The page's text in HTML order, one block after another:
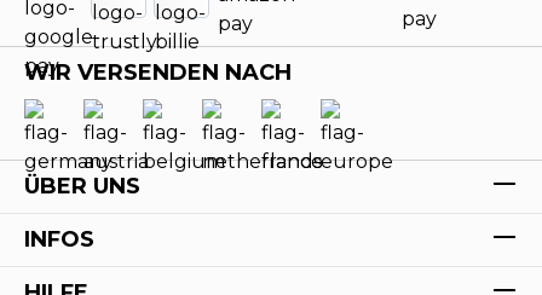
WIR VERSENDEN NACH
ÜBER UNS
INFOS